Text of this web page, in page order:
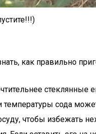
как правильно
стеклянные
сода
чтобы избежать